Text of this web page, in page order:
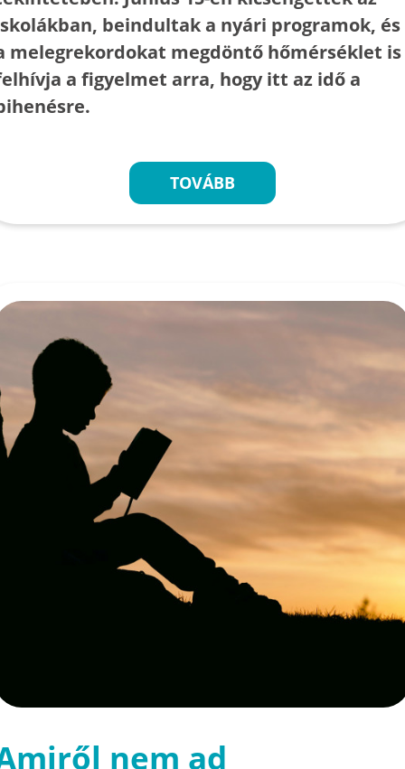
beindultak a nyári programok, és
melegrekordokat megdöntő hőmérséklet is
a figyelmet arra, hogy itt az idő a
TOVÁBB
nem ad